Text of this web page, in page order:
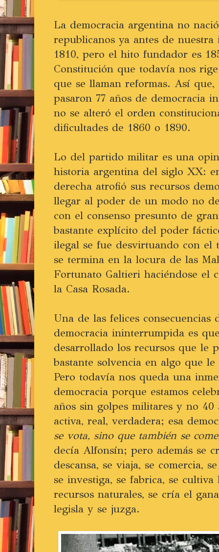
La democracia argentina no
republicanos ya antes de nuestra
1810, pero el hito fundador es
Constitución que todavía nos
que se llaman reformas. Así
pasaron 77 años de democracia
no se alteró el orden
dificultades de 1860 o 1890.
Lo del partido militar es una
historia argentina del siglo XX:
derecha atrofió sus recursos
llegar al poder de un modo no
con el consenso presunto de
bastante explícito del poder
ilegal se fue desvirtuando con el
se termina en la locura de las
Fortunato Galtieri haciéndose el
la Casa Rosada.
Una de las felices consecuencias
democracia ininterrumpida es
desarrollado los recursos que le
bastante solvencia en algo que
Pero todavía nos queda una
democracia porque estamos
años sin golpes militares y no 40
activa, real, verdadera; esa
se vota, sino que también se
decía Alfonsín; pero además se
descansa, se viaja, se comercia,
se investiga, se fabrica, se
recursos naturales, se cría el
legisla y se juzga.